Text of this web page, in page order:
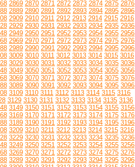
2869 2870 2871 2872 2873 2874 2875 2876
2889 2890 2891 2892 2893 2894 2895 2896
2909 2910 2911 2912 2913 2914 2915 2916
2929 2930 2931 2932 2933 2934 2935 2936
2949 2950 2951 2952 2953 2954 2955 2956
2969 2970 2971 2972 2973 2974 2975 2976
2989 2990 2991 2992 2993 2994 2995 2996
3009 3010 3011 3012 3013 3014 3015 3016
3029 3030 3031 3032 3033 3034 3035 3036
3049 3050 3051 3052 3053 3054 3055 3056
3069 3070 3071 3072 3073 3074 3075 3076
3089 3090 3091 3092 3093 3094 3095 3096
3109 3110 3111 3112 3113 3114 3115 3116
3129 3130 3131 3132 3133 3134 3135 3136
3149 3150 3151 3152 3153 3154 3155 3156
3169 3170 3171 3172 3173 3174 3175 3176
3189 3190 3191 3192 3193 3194 3195 3196
3209 3210 3211 3212 3213 3214 3215 3216
3229 3230 3231 3232 3233 3234 3235 3236
3249 3250 3251 3252 3253 3254 3255 3256
3269 3270 3271 3272 3273 3274 3275 3276
3289 3290 3291 3292 3293 3294 3295 3296